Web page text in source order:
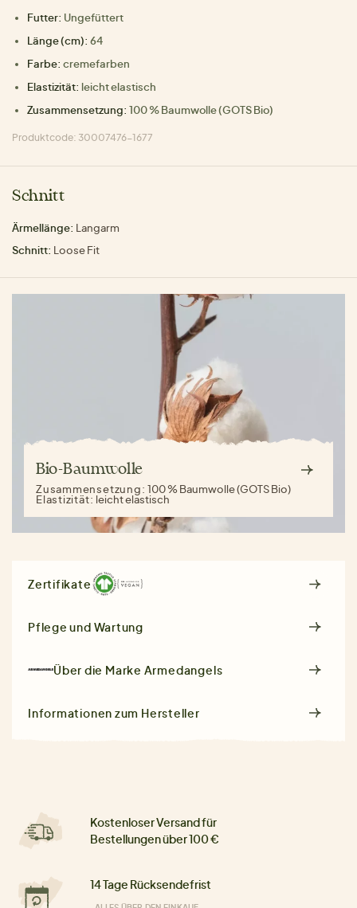
Futter: Ungefüttert
Länge (cm): 64
Farbe: cremefarben
Elastizität: leicht elastisch
Zusammensetzung: 100 % Baumwolle (GOTS Bio)
Produktcode: 30007476-1677
Schnitt
Ärmellänge: Langarm
Schnitt: Loose Fit
Bio-Baumwolle
Zusammensetzung:100 % Baumwolle (GOTS Bio)
Elastizität: leicht elastisch
Zertifikate
Pflege und Wartung
Über die Marke Armedangels
Informationen zum Hersteller
Kostenloser Versand für
Bestellungen über 100 €
14 Tage Rücksendefrist